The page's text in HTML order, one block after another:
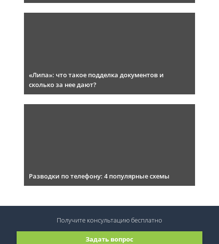
«Липа»: что такое подделка документов и
сколько за нее дают?
Разводки по телефону: 4 популярные схемы
Задать вопрос
Получите консультациюбесплатно